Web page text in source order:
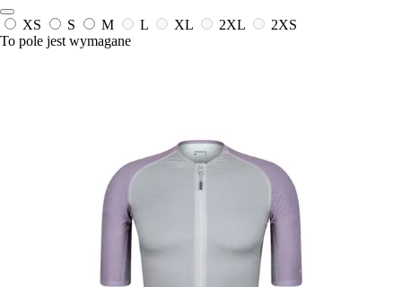
XS S M L XL 2XL
2XS
To pole jest wymagane